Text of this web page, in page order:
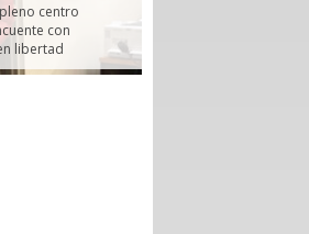
centro
con
libertad